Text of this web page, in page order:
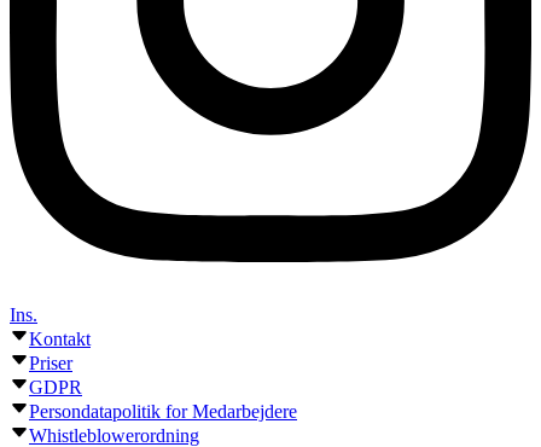
Ins.
Kontakt
Priser
GDPR
Persondatapolitik for Medarbejdere
Whistleblowerordning